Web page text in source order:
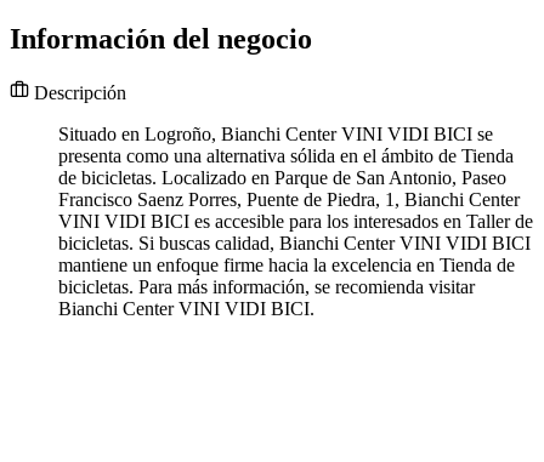
Información del negocio
Descripción
Situado en Logroño, Bianchi Center VINI VIDI BICI se
presenta como una alternativa sólida en el ámbito de Tienda
de bicicletas. Localizado en Parque de San Antonio, Paseo
Francisco Saenz Porres, Puente de Piedra, 1, Bianchi Center
VINI VIDI BICI es accesible para los interesados en Taller de
bicicletas. Si buscas calidad, Bianchi Center VINI VIDI BICI
mantiene un enfoque firme hacia la excelencia en Tienda de
bicicletas. Para más información, se recomienda visitar
Bianchi Center VINI VIDI BICI.